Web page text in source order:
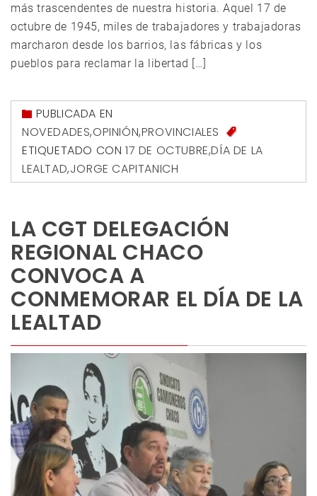
más trascendentes de nuestra historia. Aquel 17 de
octubre de 1945, miles de trabajadores y trabajadoras
marcharon desde los barrios, las fábricas y los
pueblos para reclamar la libertad […]
PUBLICADA EN
NOVEDADES,OPINIÓN,PROVINCIALES
ETIQUETADO CON 17 DE OCTUBRE,DÍA DE LA
LEALTAD,JORGE CAPITANICH
LA CGT DELEGACIÓN
REGIONAL CHACO
CONVOCA A
CONMEMORAR EL DÍA DE LA
LEALTAD